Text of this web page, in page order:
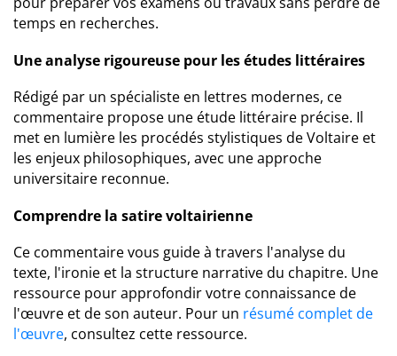
temps en recherches.
Une analyse rigoureuse pour les études littéraires
Rédigé par un spécialiste en lettres modernes, ce
commentaire propose une étude littéraire précise. Il
met en lumière les procédés stylistiques de Voltaire et
les enjeux philosophiques, avec une approche
universitaire reconnue.
Comprendre la satire voltairienne
Ce commentaire vous guide à travers l'analyse du
texte, l'ironie et la structure narrative du chapitre. Une
ressource pour approfondir votre connaissance de
l'œuvre et de son auteur. Pour un résumé complet de
l'œuvre, consultez cette ressource.